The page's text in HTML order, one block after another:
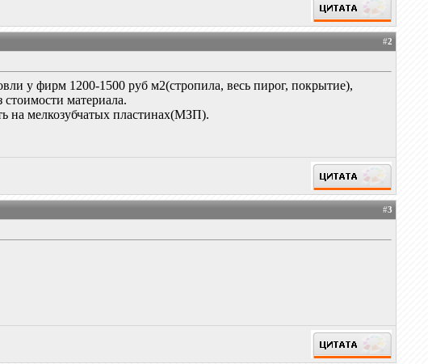
#2
у фирм 1200-1500 руб м2(стропила, весь пирог, покрытие),
материала.
на мелкозубчатых пластинах(МЗП).
#3